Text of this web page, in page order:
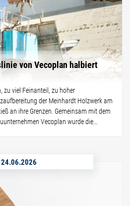
von Vecoplan halbiert
zu viel Feinanteil, zu hoher
der Meinhardt Holzwerk am
an ihre Grenzen. Gemeinsam mit dem
Vecoplan wurde die...
24.06.2026